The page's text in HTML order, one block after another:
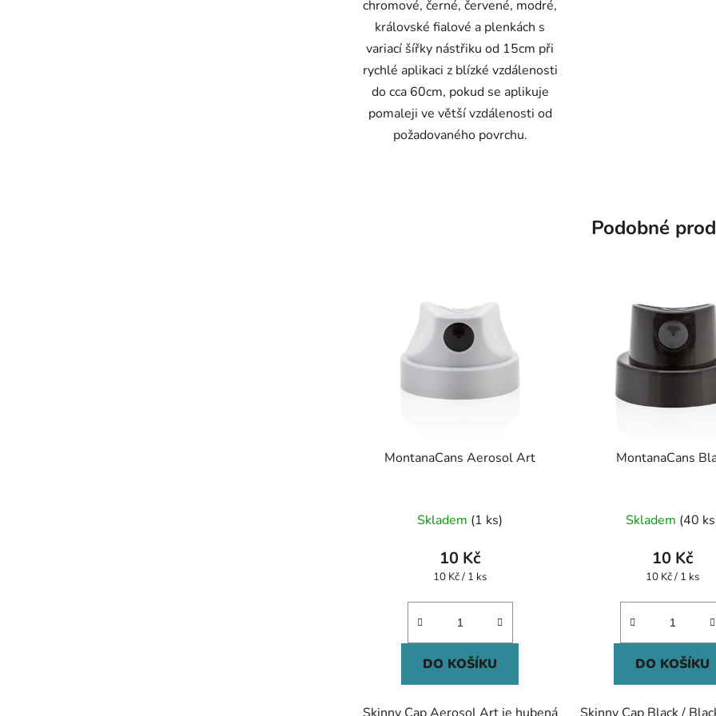
chromové, černé, červené, modré,
královské fialové a plenkách s
variací šířky nástřiku od 15cm při
rychlé aplikaci z blízké vzdálenosti
do cca 60cm, pokud se aplikuje
pomaleji ve větší vzdálenosti od
požadovaného povrchu.
Podobné
MontanaCans Aerosol Art
hodnocení
produktu
je
z
hvězdiček.
Skladem (1 ks)
10 Kč
Měrná
10 Kč / 1 ks
DO KOŠÍKU
Skinny Cap Aerosol Art je hubená
MontanaCans
Skladem (40
10 Kč
Měrná
10 Kč / 1 ks
DO KOŠÍKU
Skinny Cap Black /